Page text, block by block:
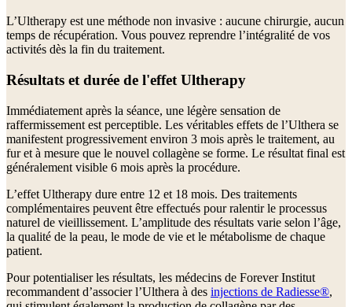
L’Ultherapy est une méthode non invasive : aucune chirurgie, aucun
temps de récupération. Vous pouvez reprendre l’intégralité de vos
activités dès la fin du traitement.
Résultats et durée de l'effet Ultherapy
Immédiatement après la séance, une légère sensation de
raffermissement est perceptible. Les véritables effets de l’Ulthera se
manifestent progressivement environ 3 mois après le traitement, au
fur et à mesure que le nouvel collagène se forme. Le résultat final est
généralement visible 6 mois après la procédure.
L’effet Ultherapy dure entre 12 et 18 mois. Des traitements
complémentaires peuvent être effectués pour ralentir le processus
naturel de vieillissement. L’amplitude des résultats varie selon l’âge,
la qualité de la peau, le mode de vie et le métabolisme de chaque
patient.
Pour potentialiser les résultats, les médecins de Forever Institut
recommandent d’associer l’Ulthera à des injections de Radiesse®,